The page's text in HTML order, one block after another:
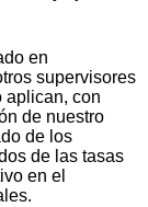
en
supervisores
aplican, con
de nuestro
de los
de las tasas
en el